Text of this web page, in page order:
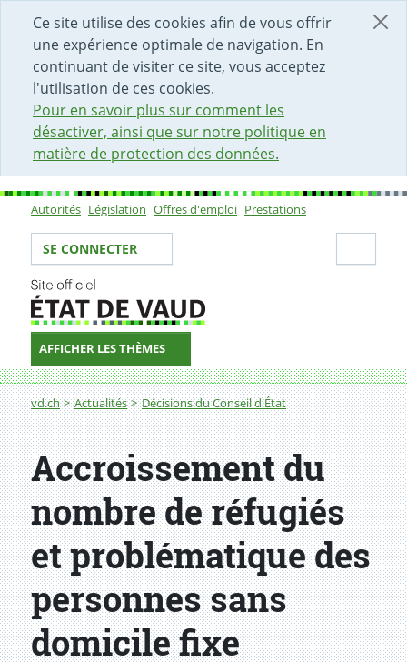
Ce site utilise des cookies afin de vous offrir
une expérience optimale de navigation. En
continuant de visiter ce site, vous acceptez
l'utilisation de ces cookies.
Pour en savoir plus sur comment les
désactiver, ainsi que sur notre politique en
matière de protection des données.
DÉBUT DU CONTENU DE LA PAGE
ACCÈS AU CHAMP DE RECHERCHE
PAGE D'ACCUEIL
FORMULAIRE DE CONTACT
Sous-navigation
Autorités Législation Offres d'emploi Prestations
Votre identité
SE CONNECTER
AFFICHER LES THÈMES
Fil d'Ariane
vd.ch Actualités Décisions du Conseil d'État
Décision
Accroissement du
nombre de réfugiés
et problématique des
personnes sans
domicile fixe